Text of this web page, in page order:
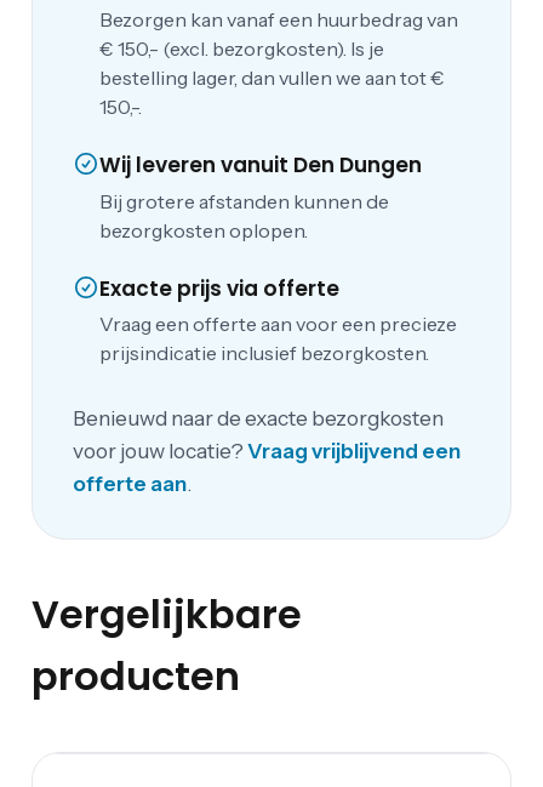
Bezorgen kan vanaf een huurbedrag van
€ 150,- (excl. bezorgkosten). Is je
bestelling lager, dan vullen we aan tot €
150,-.
Wij leveren vanuit Den Dungen
Bij grotere afstanden kunnen de
bezorgkosten oplopen.
Exacte prijs via offerte
Vraag een offerte aan voor een precieze
prijsindicatie inclusief bezorgkosten.
Benieuwd naar de exacte bezorgkosten
voor jouw locatie?Vraag vrijblijvend een
offerte aan.
Vergelijkbare
producten